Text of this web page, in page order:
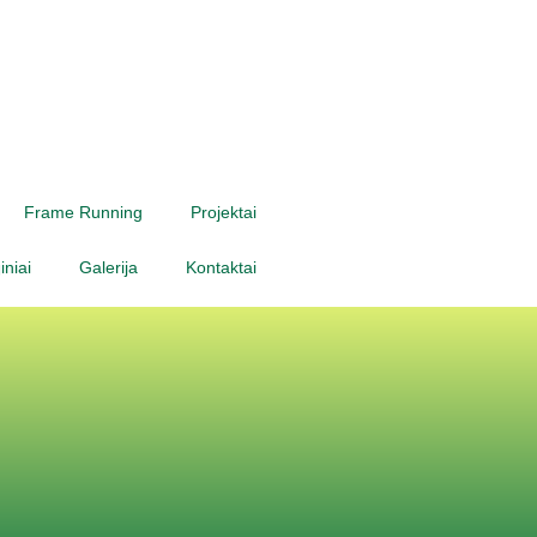
Frame Running Projektai
Galerija Kontaktai